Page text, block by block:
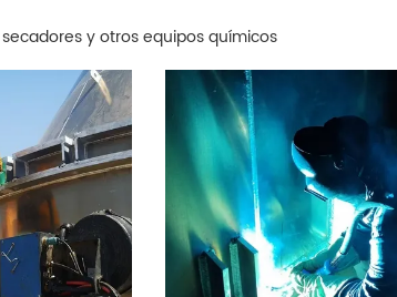
y otros equipos químicos